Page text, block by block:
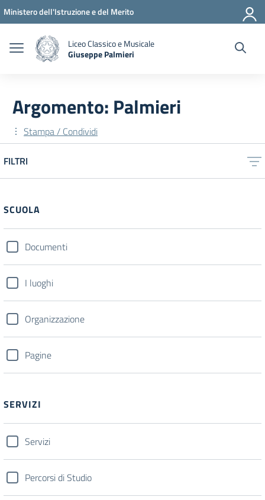
Vai ai contenuti
Vai al menu di navigazione
Vai al footer
Ministero dell'Istruzione e del Merito
Liceo Classico e Musicale
Giuseppe Palmieri
Argomento: Palmieri
Stampa / Condividi
FILTRI
Filtri
SCUOLA
Documenti
I luoghi
Organizzazione
Pagine
SERVIZI
Servizi
Percorsi di Studio